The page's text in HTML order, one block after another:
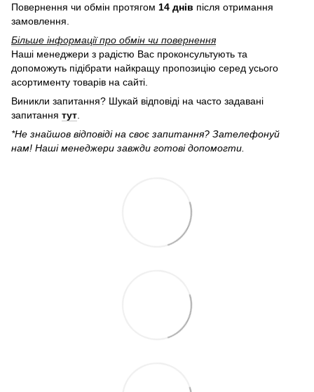
Повернення чи обмін протягом 14 днів після отримання
замовлення.
Більше інформації про обмін чи повернення
Наші менеджери з радістю Вас проконсультують та
допоможуть підібрати найкращу пропозицію серед усього
асортименту товарів на сайті.
Виникли запитання? Шукай відповіді на часто задавані
запитання тут.
*Не знайшов відповіді на своє запитання? Зателефонуй
нам! Наші менеджери завжди готові допомогти.